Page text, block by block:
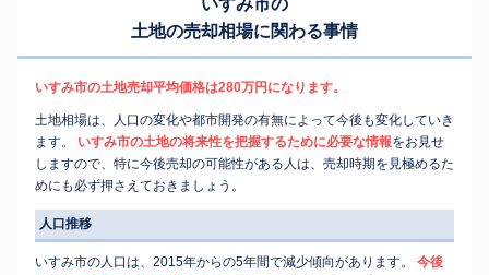
いすみ市の
土地の売却相場に関わる事情
いすみ市の土地売却平均価格は280万円になります。
土地相場は、人口の変化や都市開発の有無によって今後も変化していき
ます。
いすみ市の土地の将来性を把握するために必要な情報をお見せ
しますので、特に今後売却の可能性がある人は、売却時期を見極めるた
めにも必ず押さえておきましょう。
人口推移
いすみ市の人口は、2015年からの5年間で減少傾向があります。
今後